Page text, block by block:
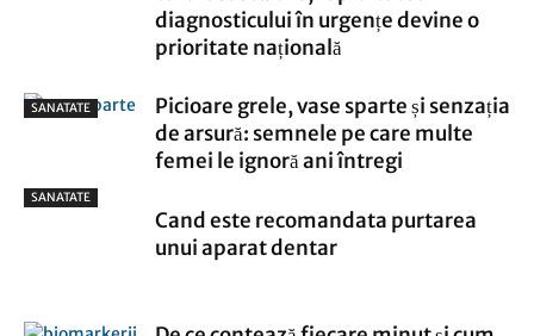
diagnosticului în urgențe devine o
prioritate națională
SANATATE
Picioare grele, vase sparte și senzația
de arsură: semnele pe care multe
femei le ignoră ani întregi
SANATATE
Cand este recomandata purtarea
unui aparat dentar